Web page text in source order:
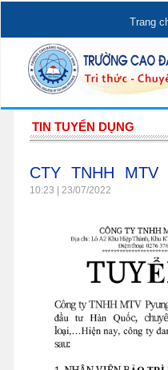
Trang
TIN TUYỂN DỤNG
CTY TNHH MTV
TUYỂN DỤNG
10:23 | 23/07/2022